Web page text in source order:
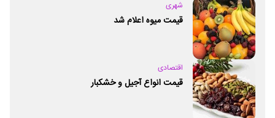
شهری
قیمت میوه اعلام شد
اقتصادی
قیمت انواع آجیل و خشکبار